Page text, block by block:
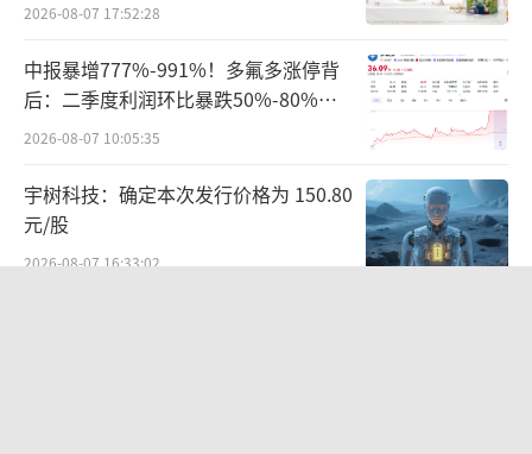
实际上，百济神州这几年都在亏损。从之
前的数据来看，2017年至2023年，百济神州分
别亏损9.82亿元、47.47亿元、69.15亿元、11
3.8亿元、97.48亿元、136.4亿元、67.16亿
元。据粗略统计，百济神州这期间累计亏损近5
80亿元。
对于连年的亏损，百济神州曾表示，大部
2026-08-07 17:52:28
中报暴增777%-991%！多氟多涨停背
后：二季度利润环比暴跌50%-80%，
是黄金坑还是陷阱？
2026-08-07 10:05:35
宇树科技：确定本次发行价格为 150.80
元/股
2026-08-07 16:33:02